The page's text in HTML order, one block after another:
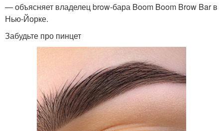
— объясняет владелец brow-бара Boom Boom Brow Bar в
Нью-Йорке.
Забудьте про пинцет